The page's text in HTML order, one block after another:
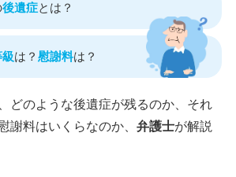
後遺症とは？
は？ 慰謝料は？
どのような後遺症が残るのか、それ
謝料はいくらなのか、 弁護士が解説